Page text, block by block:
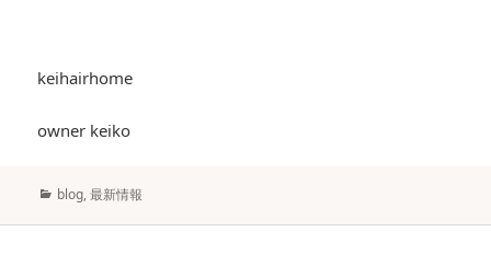
keihairhome
owner keiko
カ
blog,最新情報